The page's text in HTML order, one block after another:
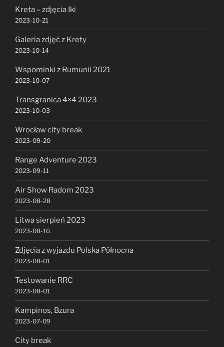
Kreta – zdjęcia Iki
2023-10-21
Galeria zdjęć z Krety
2023-10-14
Wspominki z Rumunii 2021
2023-10-07
Transgranica 4×4 2023
2023-10-03
Wrocław city break
2023-09-20
Range Adventure 2023
2023-09-11
Air Show Radom 2023
2023-08-28
Litwa sierpień 2023
2023-08-16
Zdjęcia z wyjazdu Polska Północna
2023-08-01
Testowanie RRC
2023-08-01
Kampinos, Bzura
2023-07-09
City break